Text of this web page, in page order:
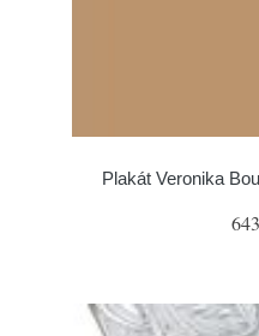
Plakát Veronika